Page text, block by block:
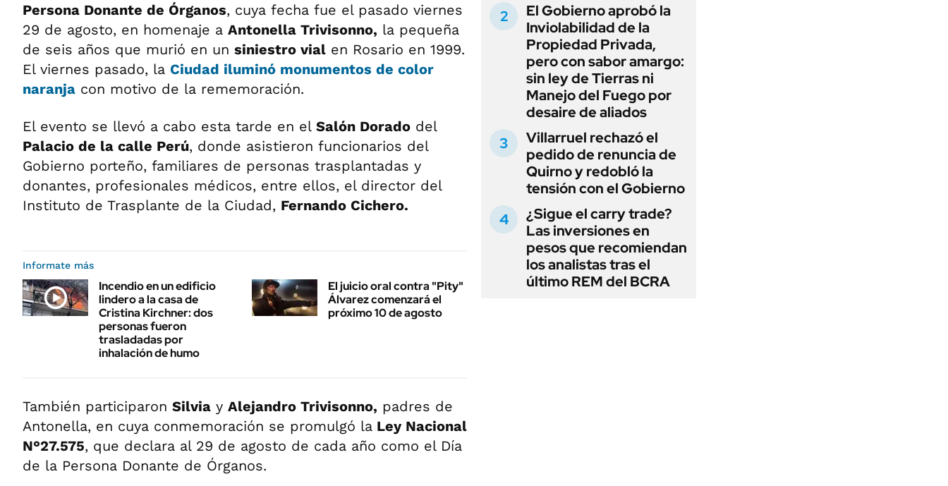
Persona Donante de Órganos, cuya fecha fue el pasado viernes
29 de agosto, en homenaje a Antonella Trivisonno, la pequeña
de seis años que murió en un siniestro vial en Rosario en 1999.
El viernes pasado, la Ciudad iluminó monumentos de color
naranja con motivo de la rememoración.
El evento se llevó a cabo esta tarde en el Salón Dorado del
Palacio de la calle Perú, donde asistieron funcionarios del
Gobierno porteño, familiares de personas trasplantadas y
donantes, profesionales médicos, entre ellos, el director del
Instituto de Trasplante de la Ciudad, Fernando Cichero.
Informate más
Incendio en un edificio
lindero a la casa de
Cristina Kirchner: dos
personas fueron
trasladadas por
inhalación de humo
El juicio oral contra "Pity"
Álvarez comenzará el
próximo 10 de agosto
También participaron Silvia y Alejandro Trivisonno, padres de
Antonella, en cuya conmemoración se promulgó la Ley Nacional
N°27.575, que declara al 29 de agosto de cada año como el Día
de la Persona Donante de Órganos.
El Gobierno aprobó la
Inviolabilidad de la
Propiedad Privada,
pero con sabor amargo:
sin ley de Tierras ni
Manejo del Fuego por
desaire de aliados
Villarruel rechazó el
pedido de renuncia de
Quirno y redobló la
tensión con el Gobierno
¿Sigue el carry trade?
Las inversiones en
pesos que recomiendan
los analistas tras el
último REM del BCRA